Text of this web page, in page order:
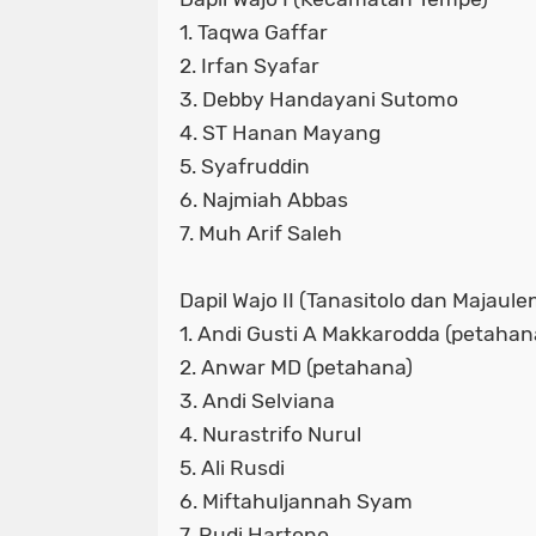
1. Taqwa Gaffar
2. Irfan Syafar
3. Debby Handayani Sutomo
4. ST Hanan Mayang
5. Syafruddin
6. Najmiah Abbas
7. Muh Arif Saleh
Dapil Wajo II (Tanasitolo dan
1. Andi Gusti A Makkarodda
2. Anwar MD (petahana)
3. Andi Selviana
4. Nurastrifo Nurul
5. Ali Rusdi
6. Miftahuljannah Syam